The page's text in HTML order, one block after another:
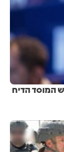
המוסד הדיח